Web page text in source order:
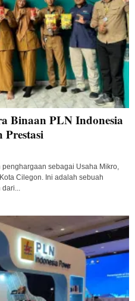
Binaan PLN Indonesia
Prestasi
sebagai Usaha Mikro,
Cilegon. Ini adalah sebuah
dari...